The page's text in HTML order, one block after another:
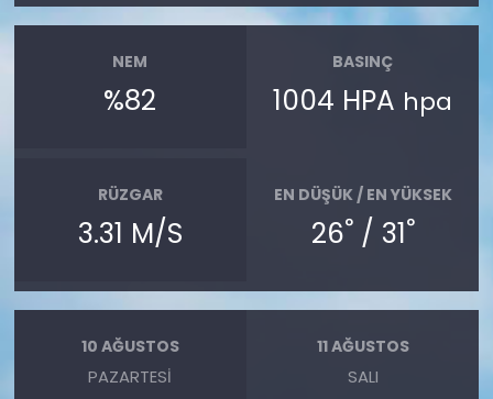
NEM
%82
BASINÇ
1004 HPA hpa
RÜZGAR
3.31 M/S
EN DÜŞÜK / EN YÜKSEK
26°/ 31°
10 AĞUSTOS
PAZARTESI
11 AĞUSTOS
SALI